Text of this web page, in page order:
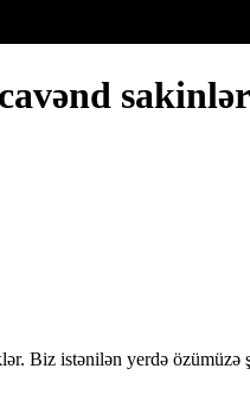
Biz istənilən yerdə